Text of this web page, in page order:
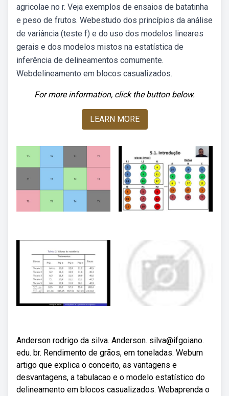
agricolae no r. Veja exemplos de ensaios de batatinha
e peso de frutos. Webestudo dos princípios da análise
de variância (teste f) e do uso dos modelos lineares
gerais e dos modelos mistos na estatística de
inferência de delineamentos comumente.
Webdelineamento em blocos casualizados.
For more information, click the button below.
LEARN MORE
Anderson rodrigo da silva. Anderson. silva@ifgoiano.
edu. br. Rendimento de grãos, em toneladas. Webum
artigo que explica o conceito, as vantagens e
desvantagens, a tabulacao e o modelo estatístico do
delineamento em blocos casualizados. Webaprenda o